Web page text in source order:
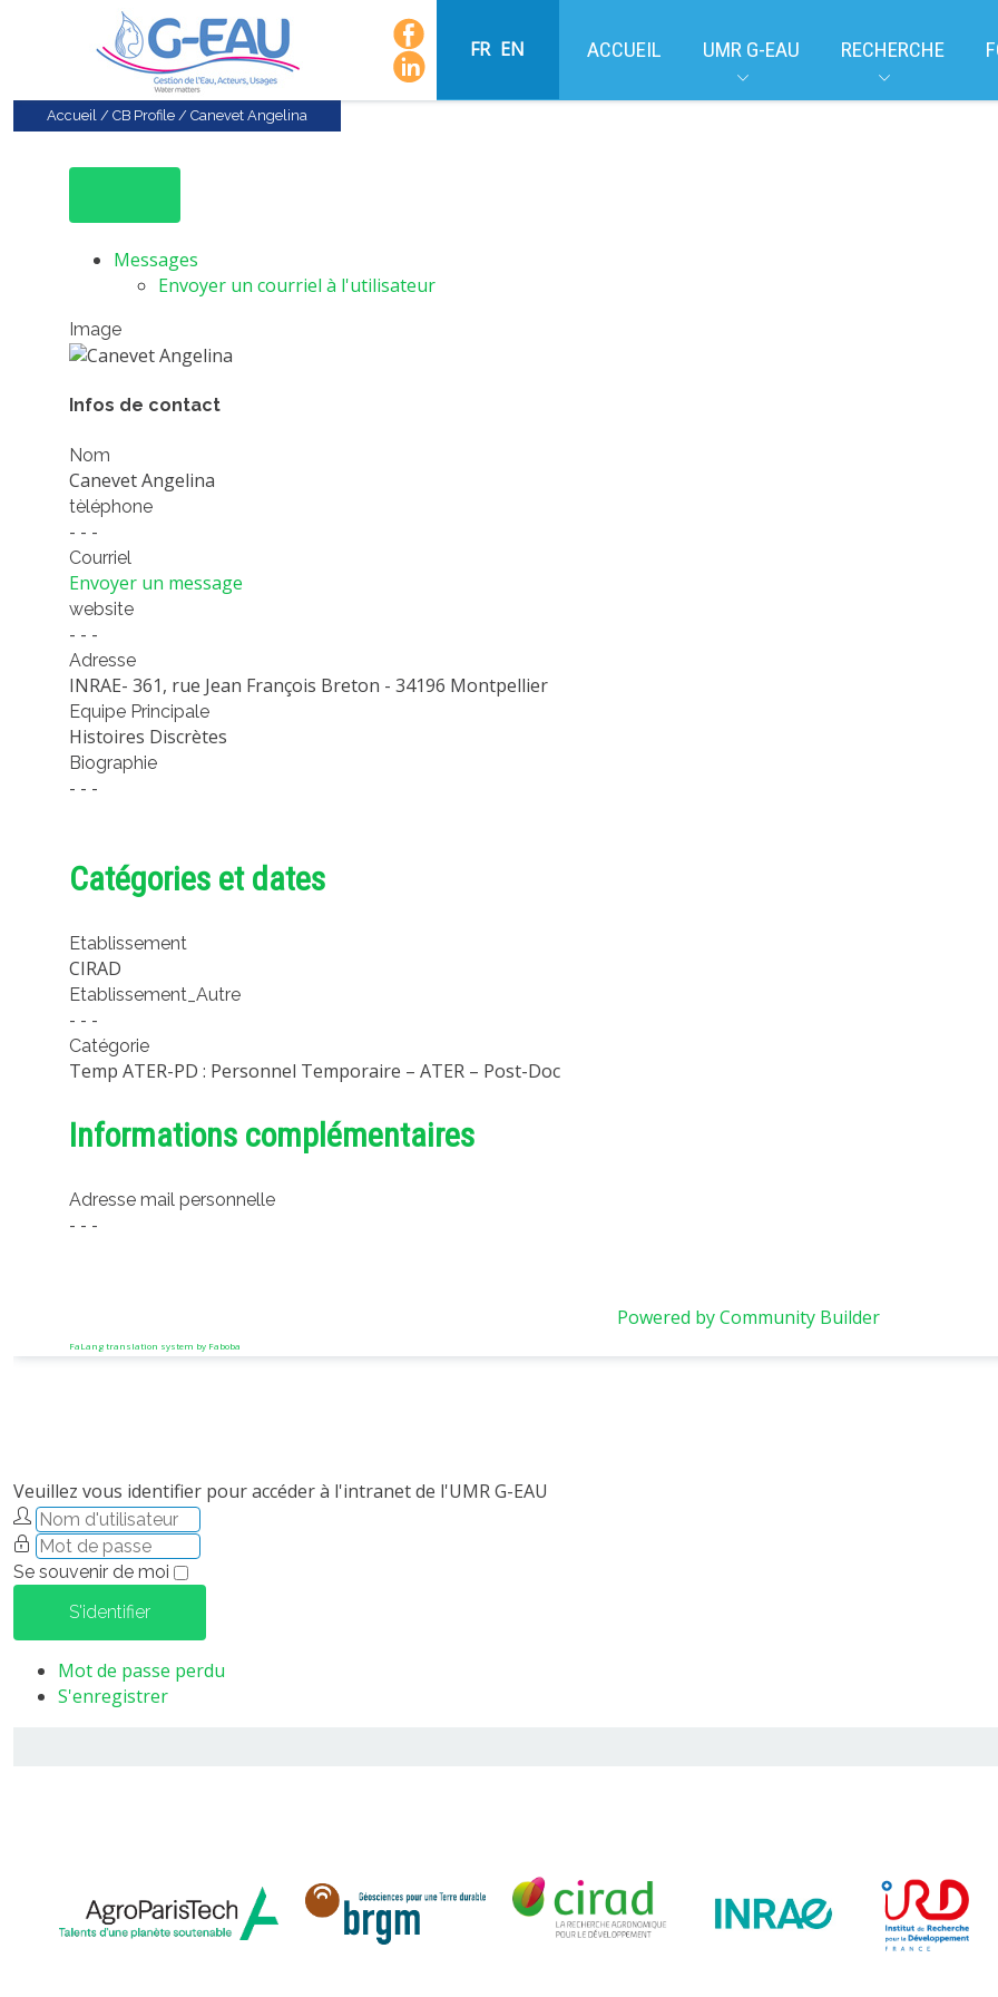
FR EN ACCUEIL UMR G-EAU RECHERCHE
Accueil / CB Profile / Canevet Angelina
Messages
Envoyer un courriel à l'utilisateur
Image
Infos de contact
Nom
Canevet Angelina
tèléphone
- - -
Courriel
Envoyer un message
website
- - -
Adresse
INRAE- 361, rue Jean François Breton - 34196 Montpellier
Equipe Principale
Histoires Discrètes
Biographie
- - -
Catégories et dates
Etablissement
CIRAD
Etablissement_Autre
- - -
Catégorie
Temp ATER-PD : Personnel Temporaire – ATER – Post-Doc
Informations complémentaires
Adresse mail personnelle
- - -
Powered by Community Builder
FaLang translation system by Faboba
Veuillez vous identifier pour accéder à l'intranet de l'UMR G-EAU
Se souvenir de moi
S'identifier
Mot de passe perdu
S'enregistrer